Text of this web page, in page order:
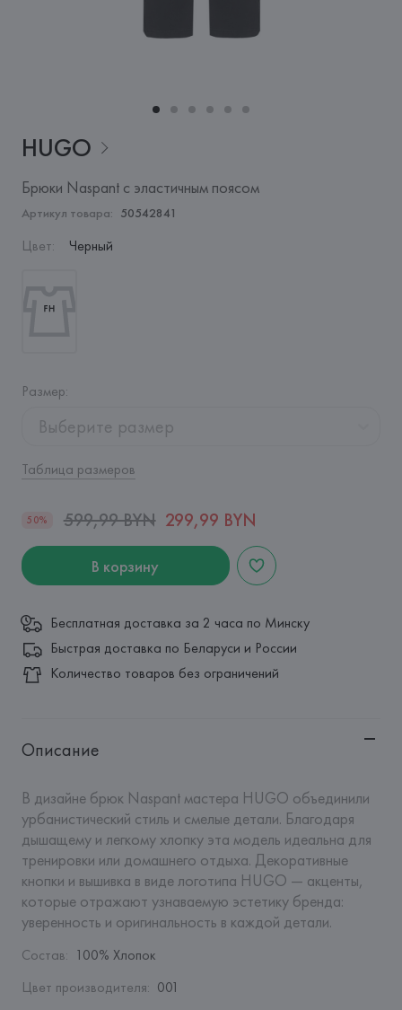
HUGO
Брюки Naspant с эластичным поясом
Артикул товара: 50542841
Цвет: Черный
Размер:
Выберите размер
Таблица размеров
50% 599,99 BYN 299,99 BYN
В корзину
Бесплатная доставка за 2 часа по Минску
Быстрая доставка по Беларуси и России
Количество товаров без ограничений
Описание
В дизайне брюк Naspant мастера HUGO объединили
урбанистический стиль и смелые детали. Благодаря
дышащему и легкому хлопку эта модель идеальна для
тренировки или домашнего отдыха. Декоративные
кнопки и вышивка в виде логотипа HUGO — акценты,
которые отражают узнаваемую эстетику бренда:
уверенность и оригинальность в каждой детали.
Состав: 100% Хлопок
Цвет производителя: 001